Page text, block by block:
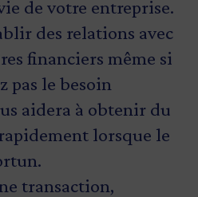
de votre entreprise.
des relations avec
financiers même si
pas le besoin
aidera à obtenir du
lorsque le
transaction,